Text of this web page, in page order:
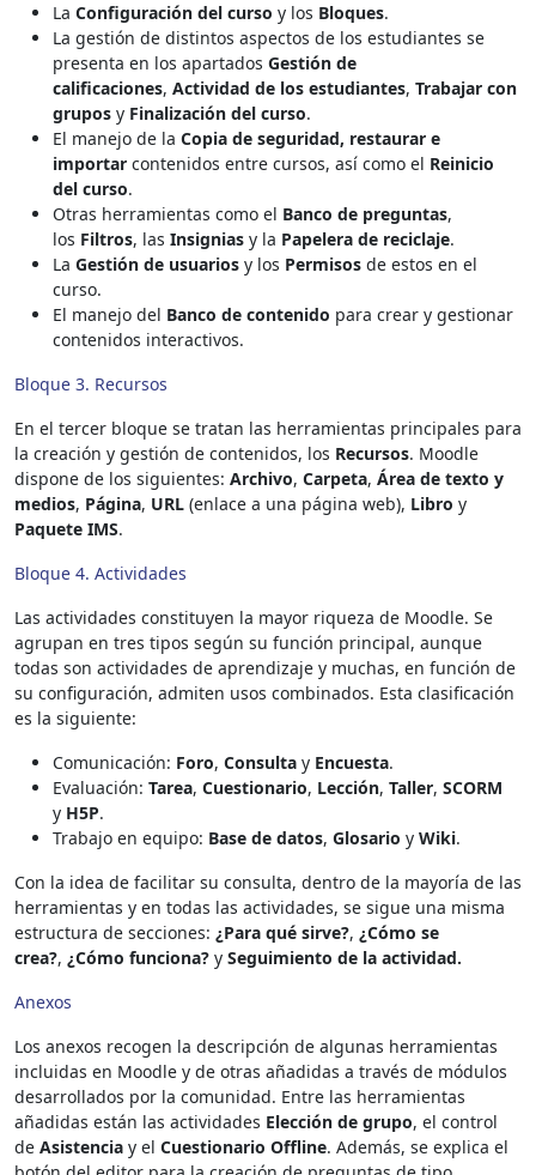
La Configuración del curso y los Bloques.
La gestión de distintos aspectos de los estudiantes se
presenta en los apartados Gestión de
calificaciones, Actividad de los estudiantes, Trabajar con
grupos y Finalización del curso.
El manejo de la Copia de seguridad, restaurar e
importar contenidos entre cursos, así como el Reinicio
del curso.
Otras herramientas como el Banco de preguntas,
los Filtros, las Insignias y la Papelera de reciclaje.
La Gestión de usuarios y los Permisos de estos en el
curso.
El manejo del Banco de contenido para crear y gestionar
contenidos interactivos.
Bloque 3. Recursos
En el tercer bloque se tratan las herramientas principales para
la creación y gestión de contenidos, los Recursos. Moodle
dispone de los siguientes: Archivo, Carpeta, Área de texto y
medios, Página, URL (enlace a una página web), Libro y
Paquete IMS.
Bloque 4. Actividades
Las actividades constituyen la mayor riqueza de Moodle. Se
agrupan en tres tipos según su función principal, aunque
todas son actividades de aprendizaje y muchas, en función de
su configuración, admiten usos combinados. Esta clasificación
es la siguiente:
Comunicación: Foro, Consulta y Encuesta.
Evaluación: Tarea, Cuestionario, Lección, Taller, SCORM
y H5P.
Trabajo en equipo: Base de datos, Glosario y Wiki.
Con la idea de facilitar su consulta, dentro de la mayoría de las
herramientas y en todas las actividades, se sigue una misma
estructura de secciones: ¿Para qué sirve?, ¿Cómo se
crea?, ¿Cómo funciona? y Seguimiento de la actividad.
Anexos
Los anexos recogen la descripción de algunas herramientas
incluidas en Moodle y de otras añadidas a través de módulos
desarrollados por la comunidad. Entre las herramientas
añadidas están las actividades Elección de grupo, el control
de Asistencia y el Cuestionario Offline. Además, se explica el